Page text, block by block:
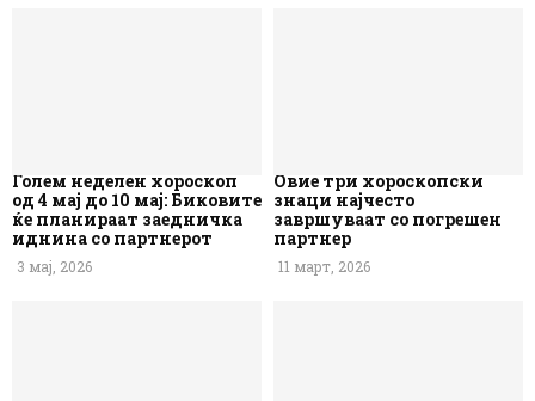
Голем неделен хороскоп
од 4 мај до 10 мај: Биковите
ќе планираат заедничка
иднина со партнерот
3 мај, 2026
Овие три хороскопски
знаци најчесто
завршуваат со погрешен
партнер
11 март, 2026